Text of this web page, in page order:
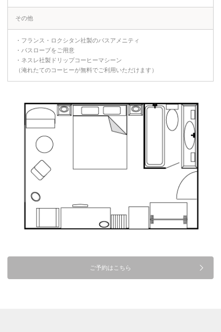
その他
・フランス・ロクシタン社製のバスアメニティ
・バスローブをご用意
・ネスレ社製ドリップコーヒーマシーン
（淹れたてのコーヒーが無料でご利用いただけます）
ご予約はこちら